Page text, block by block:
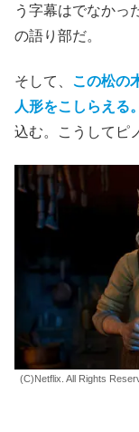
う字幕はでなかっ
の語り部だ。
そして、 この松の
人形をこしらえる。
込む。こうしてピ
(C)Netflix. All Rights